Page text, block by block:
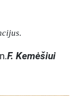
F. Kemėšiui